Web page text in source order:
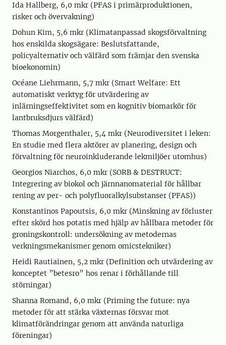
Ida Hallberg, 6,0 mkr (PFAS i primärproduktionen,
risker och övervakning)
Dohun Kim, 5,6 mkr (Klimatanpassad skogsförvaltning
hos enskilda skogsägare: Beslutsfattande,
policyalternativ och välfärd som främjar den svenska
bioekonomin)
Océane Liehrmann, 5,7 mkr (Smart Welfare: Ett
automatiskt verktyg för utvärdering av
inlärningseffektivitet som en kognitiv biomarkör för
lantbruksdjurs välfärd)
Thomas Morgenthaler, 5,4 mkr (Neurodiversitet i leken:
En studie med flera aktörer av planering, design och
förvaltning för neuroinkluderande lekmiljöer utomhus)
Georgios Niarchos, 6,0 mkr (SORB & DESTRUCT:
Integrering av biokol och järnnanomaterial för hållbar
rening av per- och polyfluoralkylsubstanser (PFAS))
Konstantinos Papoutsis, 6,0 mkr (Minskning av förluster
efter skörd hos potatis med hjälp av hållbara metoder för
groningskontroll: undersökning av metodernas
verkningsmekanismer genom omicstekniker)
Heidi Rautiainen, 5,2 mkr (Definition och utvärdering av
konceptet ”betesro” hos renar i förhållande till
störningar)
Shanna Romand, 6,0 mkr (Priming the future: nya
metoder för att stärka växternas försvar mot
klimatförändringar genom att använda naturliga
föreningar)